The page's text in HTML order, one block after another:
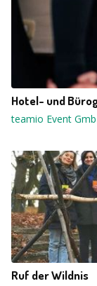
Hotel- und
teamio Event
Ruf der Wildnis